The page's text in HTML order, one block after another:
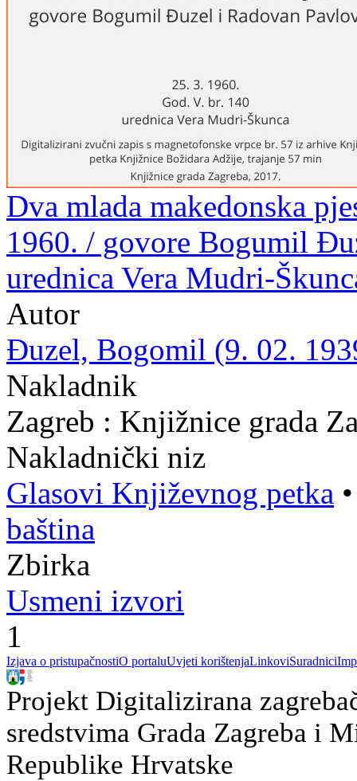
Dva mlada makedonska
1960. / govore Bogumil
urednica Vera Mudri-
Autor
Đuzel, Bogomil (9. 02.
Nakladnik
Zagreb : Knjižnice grada
Nakladnički niz
Glasovi Književnog petka
baština
Zbirka
Usmeni izvori
1
Izjava o pristupačnostiO portaluUvjeti korištenjaLinkoviSuradnici
Projekt Digitalizirana
sredstvima Grada Zagreba i
Republike Hrvatske